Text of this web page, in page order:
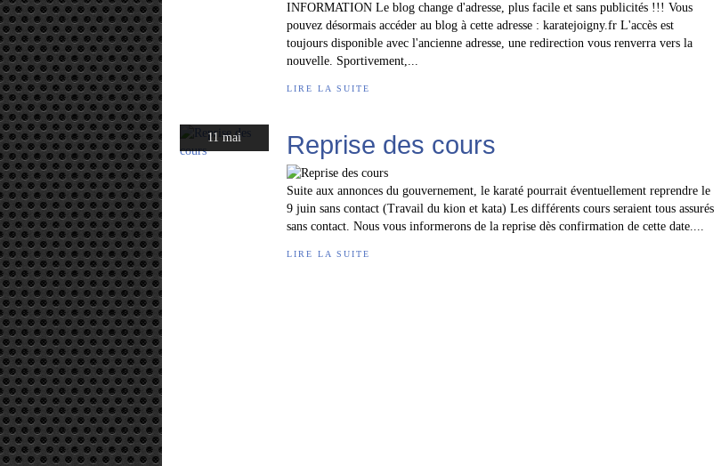
INFORMATION Le blog change d'adresse, plus facile et sans publicités !!! Vous
pouvez désormais accéder au blog à cette adresse : karatejoigny.fr L'accès est
toujours disponible avec l'ancienne adresse, une redirection vous renverra vers la
nouvelle. Sportivement,...
LIRE LA SUITE
11 mai Reprise des cours
Suite aux annonces du gouvernement, le karaté pourrait éventuellement reprendre le
9 juin sans contact (Travail du kion et kata) Les différents cours seraient tous assurés
sans contact. Nous vous informerons de la reprise dès confirmation de cette date....
LIRE LA SUITE